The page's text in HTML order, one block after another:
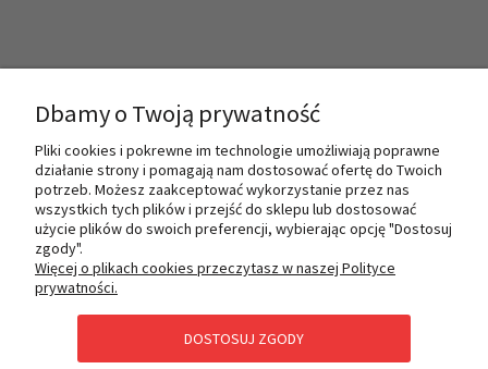
O NAS
POMOC
Dbamy o Twoją prywatność
Pliki cookies i pokrewne im technologie umożliwiają poprawne
działanie strony i pomagają nam dostosować ofertę do Twoich
potrzeb. Możesz zaakceptować wykorzystanie przez nas
wszystkich tych plików i przejść do sklepu lub dostosować
użycie plików do swoich preferencji, wybierając opcję "Dostosuj
zgody".
Więcej o plikach cookies przeczytasz w naszej Polityce
prywatności.
DOSTOSUJ ZGODY